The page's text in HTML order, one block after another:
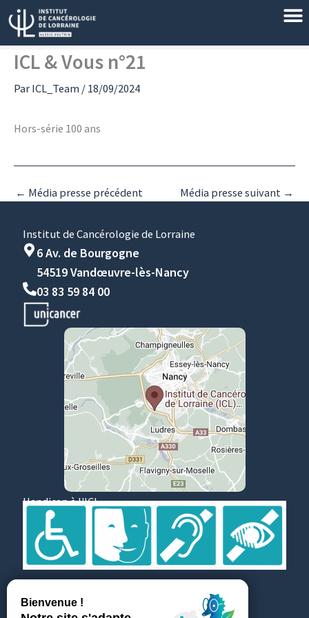
Aller
au
contenu
ICL & Vous n°21
Par ICL_Team / 18/09/2024
Hors-série 100 ans
← Média presse précédent Média presse suivant →
Institut de Cancérologie de Lorraine
6 Av. de Bourgogne
54519 Vandœuvre-lès-Nancy
03 83 59 84 00
Handicap à l'ICL